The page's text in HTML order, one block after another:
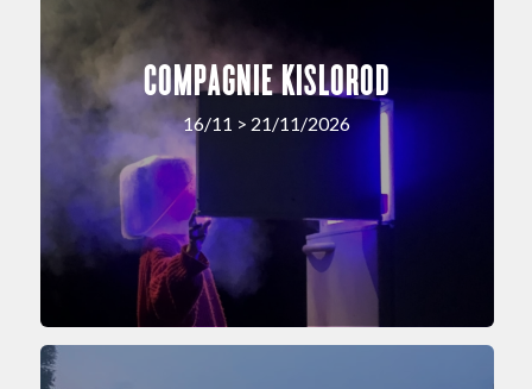
COMPAGNIE KISLOROD
16/11 > 21/11/2026